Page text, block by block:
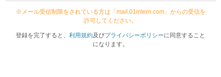
※メール受信制限をされている方は「mail.01intern.com」からの受信を
許可してください。
登録を完了すると、 利用規約及びプライバシーポリシーに同意すること
になります。